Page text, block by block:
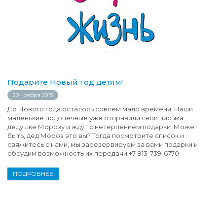
Подарите Новый год детям!
20 ноября 2015
До Нового года осталось совсем мало времени. Наши
маленькие подопечные уже отправили свои письма
дедушке Морозу и ждут с нетерпением подарки. Может
быть, дед Мороз это вы? Тогда посмотрите список и
свяжитесь с нами, мы зарезервируем за вами подарки и
обсудим возможность их передачи +7-913-739-6770
ПОДРОБНЕЕ